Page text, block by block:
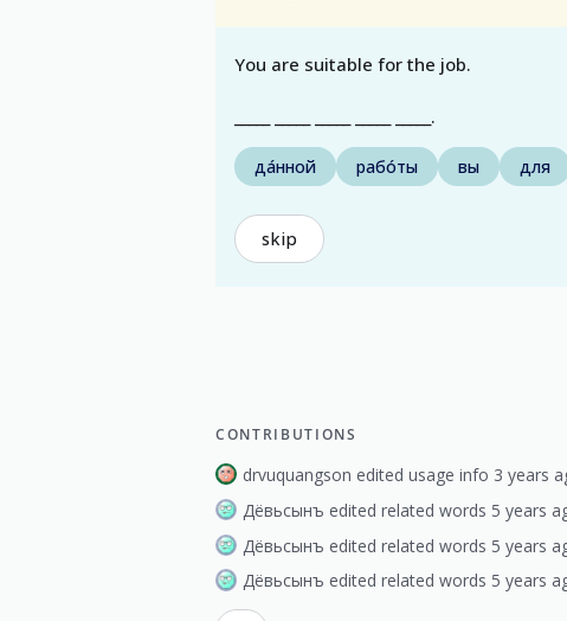
You are suitable for the job.
_____ _____ _____ _____ _____.
да́нной рабо́ты вы для
skip
CONTRIBUTIONS
drvuquangson edited usage info 3 years
Дёвьсынъ edited related words 5 years
Дёвьсынъ edited related words 5 years
Дёвьсынъ edited related words 5 years